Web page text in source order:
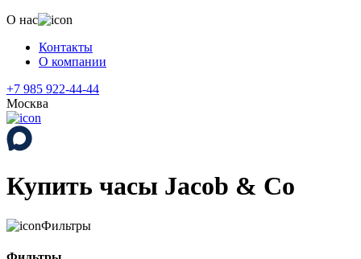
О нас
Контакты
О компании
+7 985 922-44-44
Москва
Купить часы Jacob & Co
Фильтры